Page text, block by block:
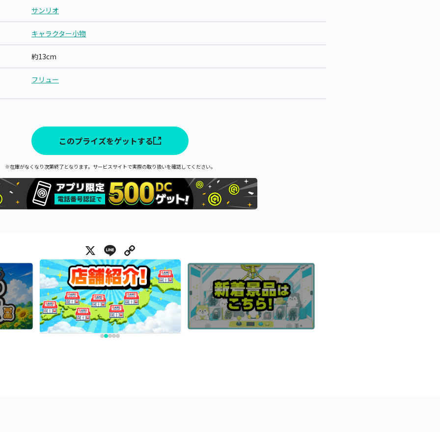
サンリオ
キャラクター小物
約13cm
フリュー
このプライズをゲットする
※在庫がなくなり次第終了となります。サービスサイトで実際の取り扱いを確認してください。
X Line